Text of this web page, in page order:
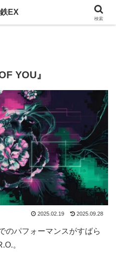
メタルを紹介
YOU』
2025.02.19 2025.09.28
のパフォーマンスがすばら
。
EX
検索